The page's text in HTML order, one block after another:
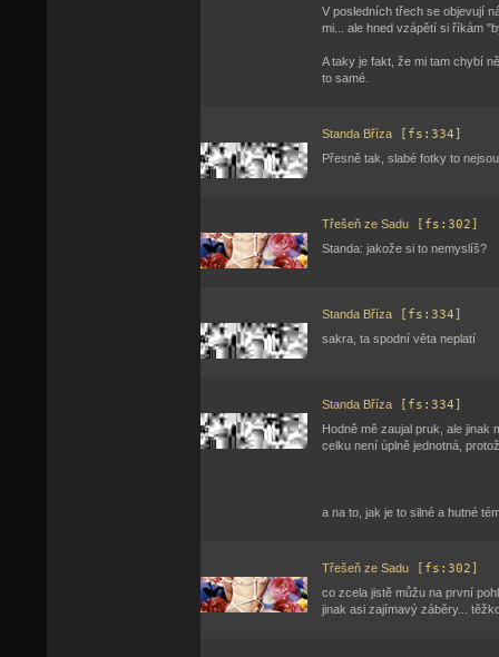
V posledních třech se objevují
mi... ale hned vzápětí si říkám
A taky je fakt, že mi tam chybí
to samé.
Standa Bříza [fs:334]
Přesně tak, slabé fotky to
Třešeň ze Sadu [fs:302]
Standa: jakože si to nemyslíš?
Standa Bříza [fs:334]
sakra, ta spodní věta neplatí
Standa Bříza [fs:334]
Hodně mě zaujal pruk, ale jinak
celku není úplně jednotná,
a na to, jak je to silné a hutné
Třešeň ze Sadu [fs:302]
co zcela jistě můžu na první
jinak asi zajímavý záběry...